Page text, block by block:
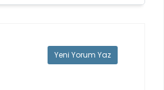
Yeni Yorum Yaz